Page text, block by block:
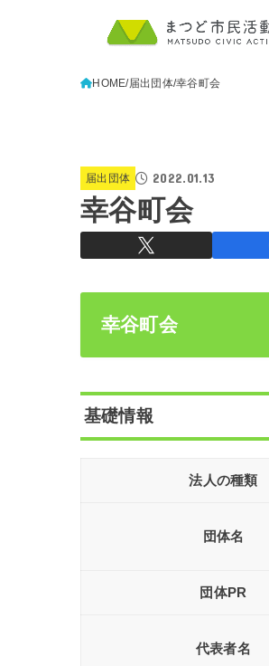
HOME 届出団体 幸谷町会
届出団体 2022.01.13
幸谷町会
幸谷町会
基礎情報
法人の種類
団体名
団体PR
代表者名